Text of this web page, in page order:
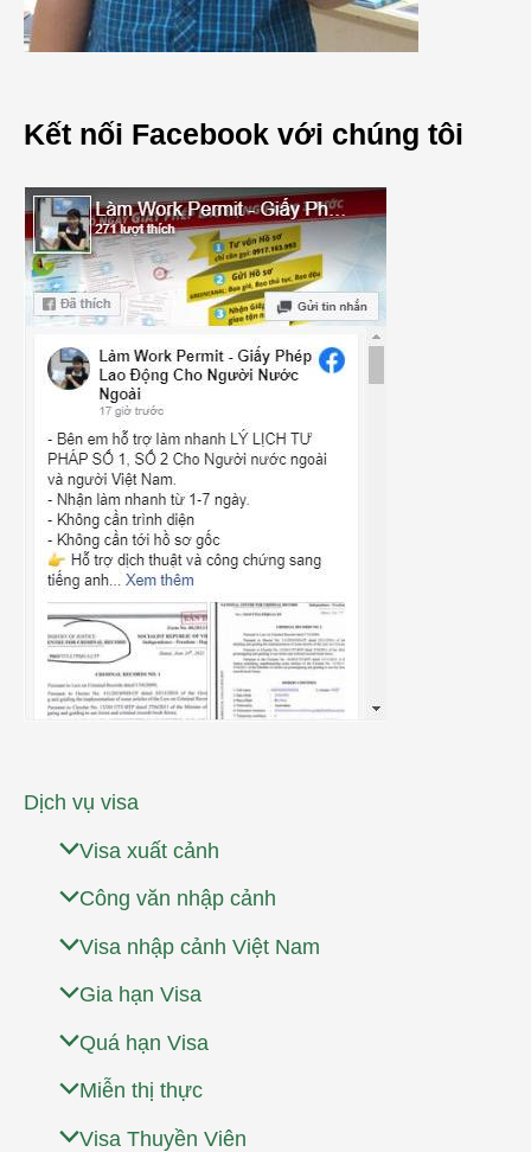
Kết nối Facebook với chúng tôi
Dịch vụ visa
Visa xuất cảnh
Công văn nhập cảnh
Visa nhập cảnh Việt Nam
Gia hạn Visa
Quá hạn Visa
Miễn thị thực
Visa Thuyền Viên